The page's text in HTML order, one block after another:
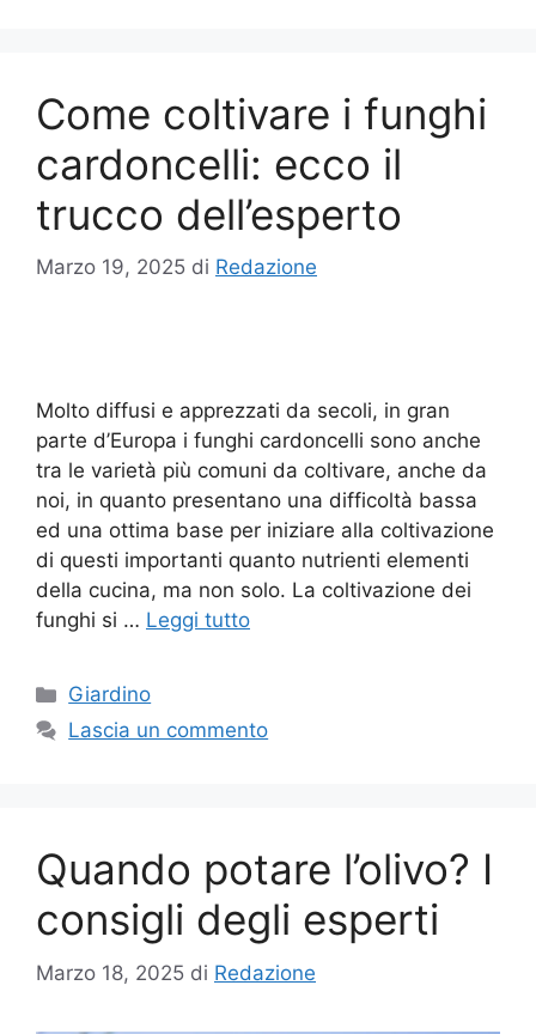
Come coltivare i funghi
cardoncelli: ecco il
trucco dell’esperto
Marzo 19, 2025 di Redazione
Molto diffusi e apprezzati da secoli, in gran
parte d’Europa i funghi cardoncelli sono anche
tra le varietà più comuni da coltivare, anche da
noi, in quanto presentano una difficoltà bassa
ed una ottima base per iniziare alla coltivazione
di questi importanti quanto nutrienti elementi
della cucina, ma non solo. La coltivazione dei
funghi si … Leggi tutto
Categorie
Giardino
Lascia un commento
Quando potare l’olivo? I
consigli degli esperti
Marzo 18, 2025 di Redazione